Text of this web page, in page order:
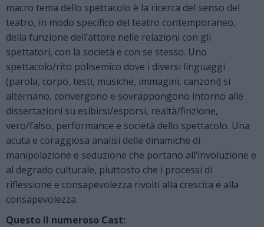
macro tema dello spettacolo è la ricerca del senso del
teatro, in modo specifico del teatro contemporaneo,
della funzione dell’attore nelle relazioni con gli
spettatori, con la società e con se stesso. Uno
spettacolo/rito polisemico dove i diversi linguaggi
(parola, corpo, testi, musiche, immagini, canzoni) si
alternano, convergono e sovrappongono intorno alle
dissertazioni su esibirsi/esporsi, realtà/finzione,
vero/falso, performance e società dello spettacolo. Una
acuta e coraggiosa analisi delle dinamiche di
manipolazione e seduzione che portano all’involuzione e
al degrado culturale, piuttosto che i processi di
riflessione e consapevolezza rivolti alla crescita e alla
consapevolezza.
Questo il numeroso Cast: